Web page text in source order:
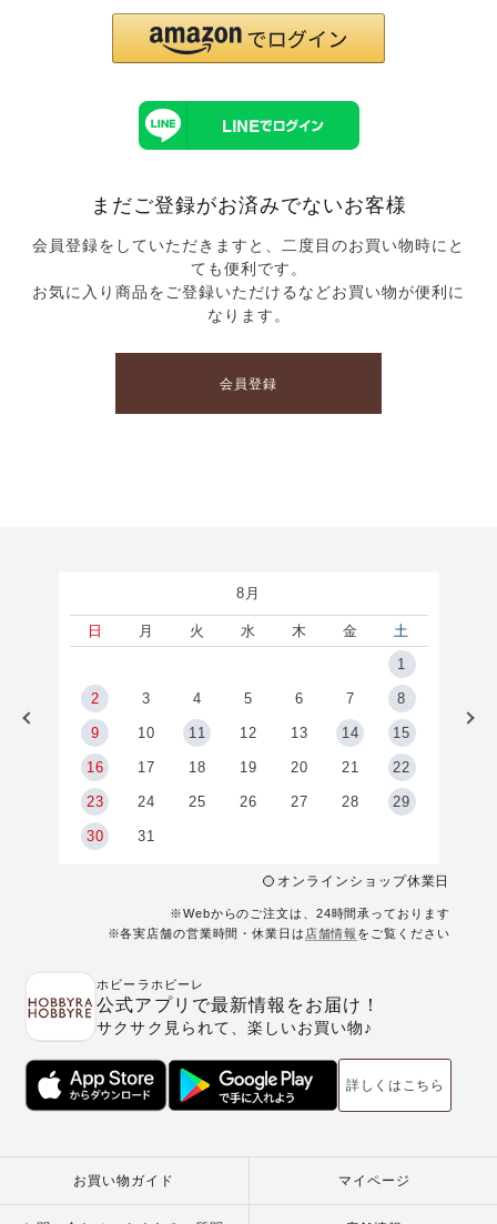
まだご登録がお済みでないお客様
会員登録をしていただきますと、二度目のお買い物時にと
ても便利です。
お気に入り商品をご登録いただけるなどお買い物が便利に
なります。
会員登録
8月
日 月 火 水 木 金
土
1
2 3 4 5 6 7 8
9 10 11 12 13 14 15
16 17 18 19 20 21 22
23 24 25 26 27 28 29
30 31
オンラインショップ休業日
※Webからのご注文は、24時間承っております
※各実店舗の営業時間・休業日は 店舗情報 をご覧ください
ホビーラホビーレ
公式アプリで最新情報をお届け！
サクサク見られて、楽しいお買い物♪
詳しくはこちら
お買い物ガイド マイページ